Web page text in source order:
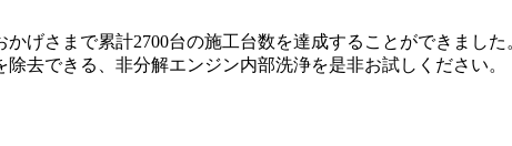
げさまで累計2700台の施工台数を達成することができまし
去できる、非分解エンジン内部洗浄を是非お試しください。